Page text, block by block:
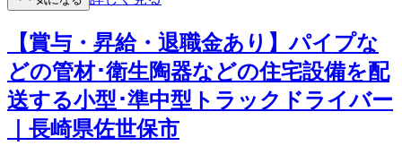
【賞与・昇給・退職金あり】パイプな
どの管材･衛生陶器などの住宅設備を配
送する小型･準中型トラックドライバー
｜長崎県佐世保市